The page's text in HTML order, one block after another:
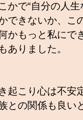
かで“自分の人
できないか、
かもっと私に
ありました。
起こり心は不
との関係も良